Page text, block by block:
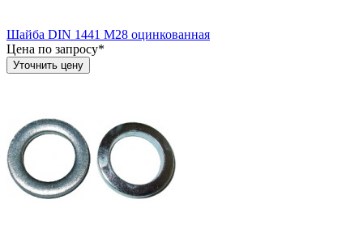
Шайба DIN 1441 М28 оцинкованная
Цена по запросу*
Уточнить цену